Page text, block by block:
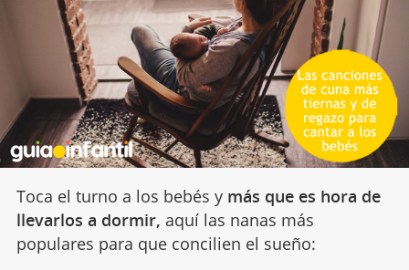
Toca el turno a los bebés y más que es hora de
llevarlos a dormir, aquí las nanas más
populares para que concilien el sueño: